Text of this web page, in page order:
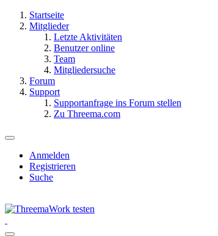
Startseite
Mitglieder
Letzte Aktivitäten
Benutzer online
Team
Mitgliedersuche
Forum
Support
Supportanfrage ins Forum stellen
Zu Threema.com
Anmelden
Registrieren
Suche